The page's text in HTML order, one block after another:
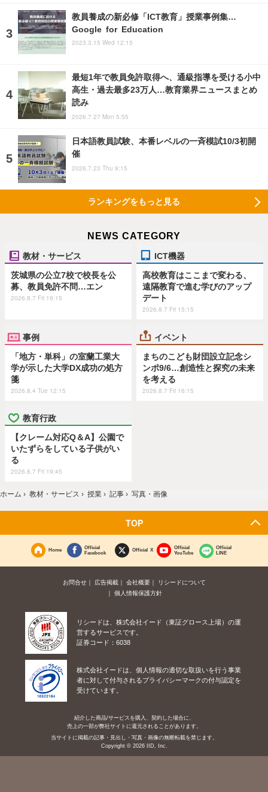
教員養成の新必修「ICT教育」授業事例集…
Google for Education
2023.3.15 Wed 12:15
最短1年で教員免許取得へ、通級指導を受ける小中
高生・過去最多23万人…教育業界ニュースまとめ
読み
2026.7.27 Mon 5:55
日本語教員試験、本番レベルの一斉模試10/3初開
催
2026.7.23 Thu 9:15
ランキングをもっと見る
NEWS CATEGORY
教材・サービス
茨城県の公立7校で校長を公
募、教員免許不問…エン
2026.8.7 Fri 19:15
ICT機器
高校教育はここまで変わる、
遠隔教育で進む学びのアップ
デート
2026.8.7 Fri 15:15
事例
「地方・単科」の室蘭工業大
学が示した大学DX成功の処方
箋
2026.8.4 Tue 12:15
イベント
まちのこども財団設立記念シ
ンポ9/6…創造性と探究の未来
を考える
2026.8.7 Fri 16:15
教育行政
【クレーム対応Q＆A】公園で
いたずらをしている子供がい
る
2026.8.7 Fri 19:45
ホーム › 教材・サービス › 授業 › 記事 › 写真・画像
TOP
Home
Official
Facebook
Official X
Official
YouTube
Official
LINE
お問合せ 広告掲載 会社概要
リシードについて
個人情報保護方針
リシードは、株式会社イード（東証グロース上場）の運
営するサービスです。
証券コード：6038
株式会社イードは、個人情報の適切な取扱いを行う事業
者に対して付与されるプライバシーマークの付与認定を
受けています。
紹介した商品/サービスを購入、契約した場合に、
売上の一部が弊社サイトに還元されることがあります。
当サイトに掲載の記事・見出し・写真・画像の無断転載を禁じます。
Copyright © 2026 IID, Inc.